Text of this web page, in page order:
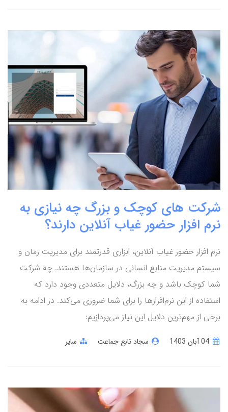
شرکت های کوچک و بزرگ چه نیازی به
نرم افزار حضور غیاب آنلاین دارند؟
نرم ‌افزار حضور غیاب آنلاین، ابزاری قدرتمند برای مدیریت زمان و
سیستم مدیریت منابع انسانی در سازمان‌ها هستند. چه شرکت
شما کوچک باشد و چه بزرگ، دلایل متعددی وجود دارد که
استفاده از این نرم‌افزارها را برای شما ضروری می‌کند. در ادامه به
برخی از مهم‌ترین دلایل این نیاز می‌پردازیم:
سجاد تابع جماعت سایر